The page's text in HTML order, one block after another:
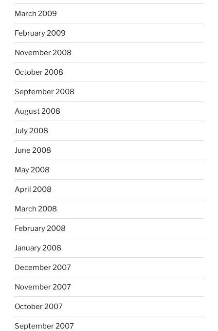
March 2009
February 2009
November 2008
October 2008
September 2008
August 2008
July 2008
June 2008
May 2008
April 2008
March 2008
February 2008
January 2008
December 2007
November 2007
October 2007
September 2007